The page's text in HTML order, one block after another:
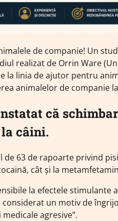
de companie! Un
realizat de Orrin Ware
la linia de ajutor pentru
animalelor de companie
că
câini.
63 de rapoarte privind
cât și la
la efectele stimulante
un motiv de
agresive”.